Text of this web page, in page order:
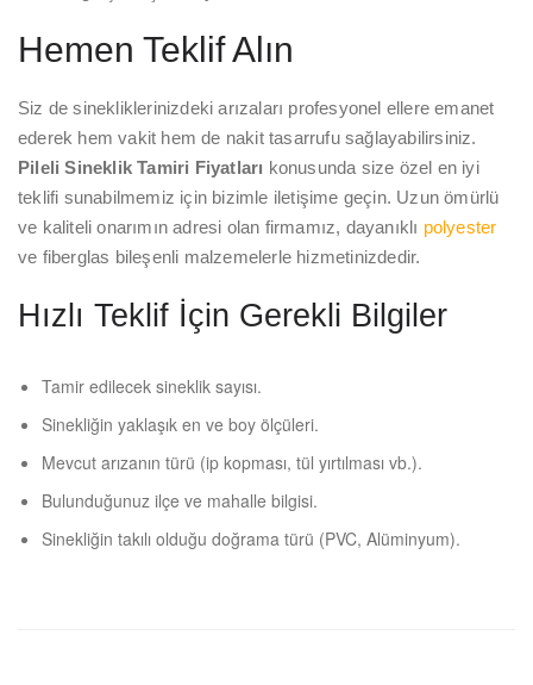
Hemen Teklif Alın
Siz de sinekliklerinizdeki arızaları profesyonel ellere emanet
ederek hem vakit hem de nakit tasarrufu sağlayabilirsiniz.
Pileli Sineklik Tamiri Fiyatları konusunda size özel en iyi
teklifi sunabilmemiz için bizimle iletişime geçin. Uzun ömürlü
ve kaliteli onarımın adresi olan firmamız, dayanıklı polyester
ve fiberglas bileşenli malzemelerle hizmetinizdedir.
Hızlı Teklif İçin Gerekli Bilgiler
Tamir edilecek sineklik sayısı.
Sinekliğin yaklaşık en ve boy ölçüleri.
Mevcut arızanın türü (ip kopması, tül yırtılması vb.).
Bulunduğunuz ilçe ve mahalle bilgisi.
Sinekliğin takılı olduğu doğrama türü (PVC, Alüminyum).